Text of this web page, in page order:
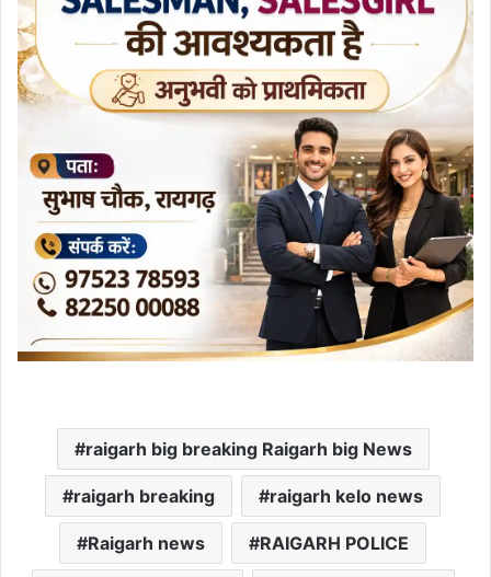
raigarh big breaking Raigarh big News
raigarh breaking raigarh kelo news
Raigarh news RAIGARH POLICE